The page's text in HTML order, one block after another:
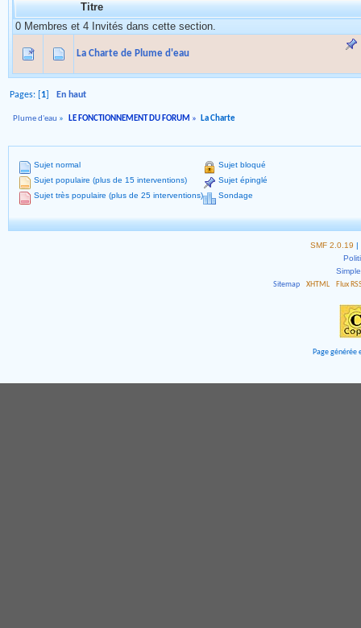
Titre
0 Membres et 4 Invités dans cette section.
La Charte de Plume d'eau
Pages: [ 1 En haut
Plume d'eau » LE FONCTIONNEMENT DU FORUM » La Charte
Sujet normal
Sujet populaire (plus de 15 interventions)
Sujet très populaire (plus de 25 interventions)
Sujet bloqué
Sujet épinglé
Sondage
SMF 2.0.19 |
Sitemap
XHTML Flux
Page générée